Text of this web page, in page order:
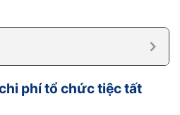
phí tổ chức tiệc tất